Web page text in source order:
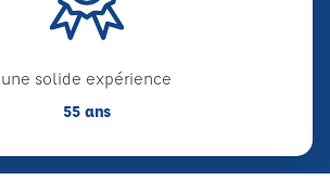
une solide expérience
55 ans